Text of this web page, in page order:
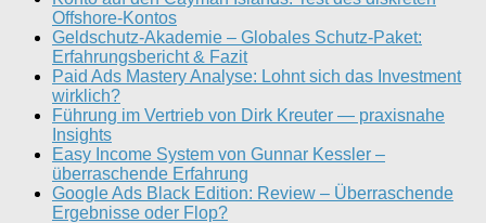
Offshore-Kontos
Geldschutz-Akademie – Globales Schutz-Paket:
Erfahrungsbericht & Fazit
Paid Ads Mastery Analyse: Lohnt sich das Investment
wirklich?
Führung im Vertrieb von Dirk Kreuter — praxisnahe
Insights
Easy Income System von Gunnar Kessler –
überraschende Erfahrung
Google Ads Black Edition: Review – Überraschende
Ergebnisse oder Flop?